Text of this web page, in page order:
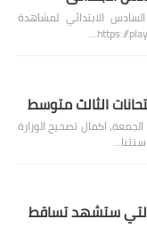
الابتدائي لمشاهدة
الثالث متوسط
اكمال تصحيح الوزارة
التي ستشهد تساقط